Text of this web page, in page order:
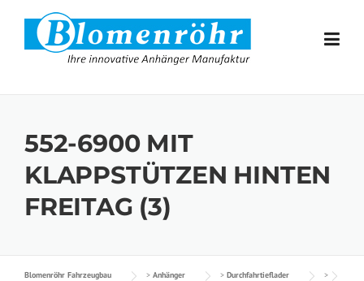
Skip to content
552-6900 MIT
KLAPPSTÜTZEN HINTEN
FREITAG (3)
Blomenröhr Fahrzeugbau > Anhänger > Durchfahrtieflader
>